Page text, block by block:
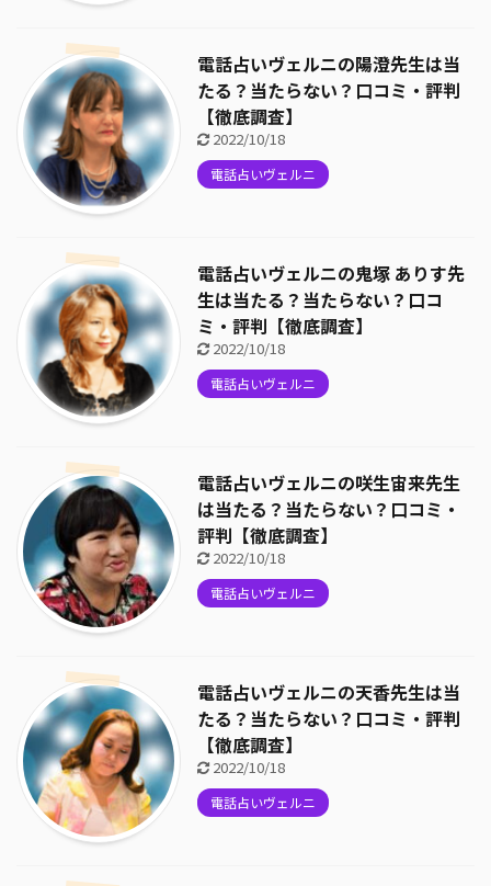
電話占いヴェルニの陽澄先生は当
たる？当たらない？口コミ・評判
【徹底調査】
2022/10/18
電話占いヴェルニ
電話占いヴェルニの鬼塚 ありす先
生は当たる？当たらない？口コ
ミ・評判【徹底調査】
2022/10/18
電話占いヴェルニ
電話占いヴェルニの咲生宙来先生
は当たる？当たらない？口コミ・
評判【徹底調査】
2022/10/18
電話占いヴェルニ
電話占いヴェルニの天香先生は当
たる？当たらない？口コミ・評判
【徹底調査】
2022/10/18
電話占いヴェルニ